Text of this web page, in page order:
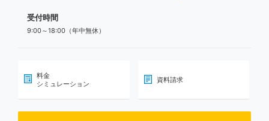
受付時間
9:00～18:00（年中無休）
料金
シミュレーション
資料請求